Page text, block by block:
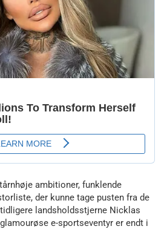
ambitioner, funklende
der kunne tage pusten fra de
landsholdsstjerne Nicklas
e-sportseventyr er endt i